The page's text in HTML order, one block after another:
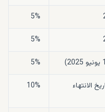
5%
5%
5%
10%